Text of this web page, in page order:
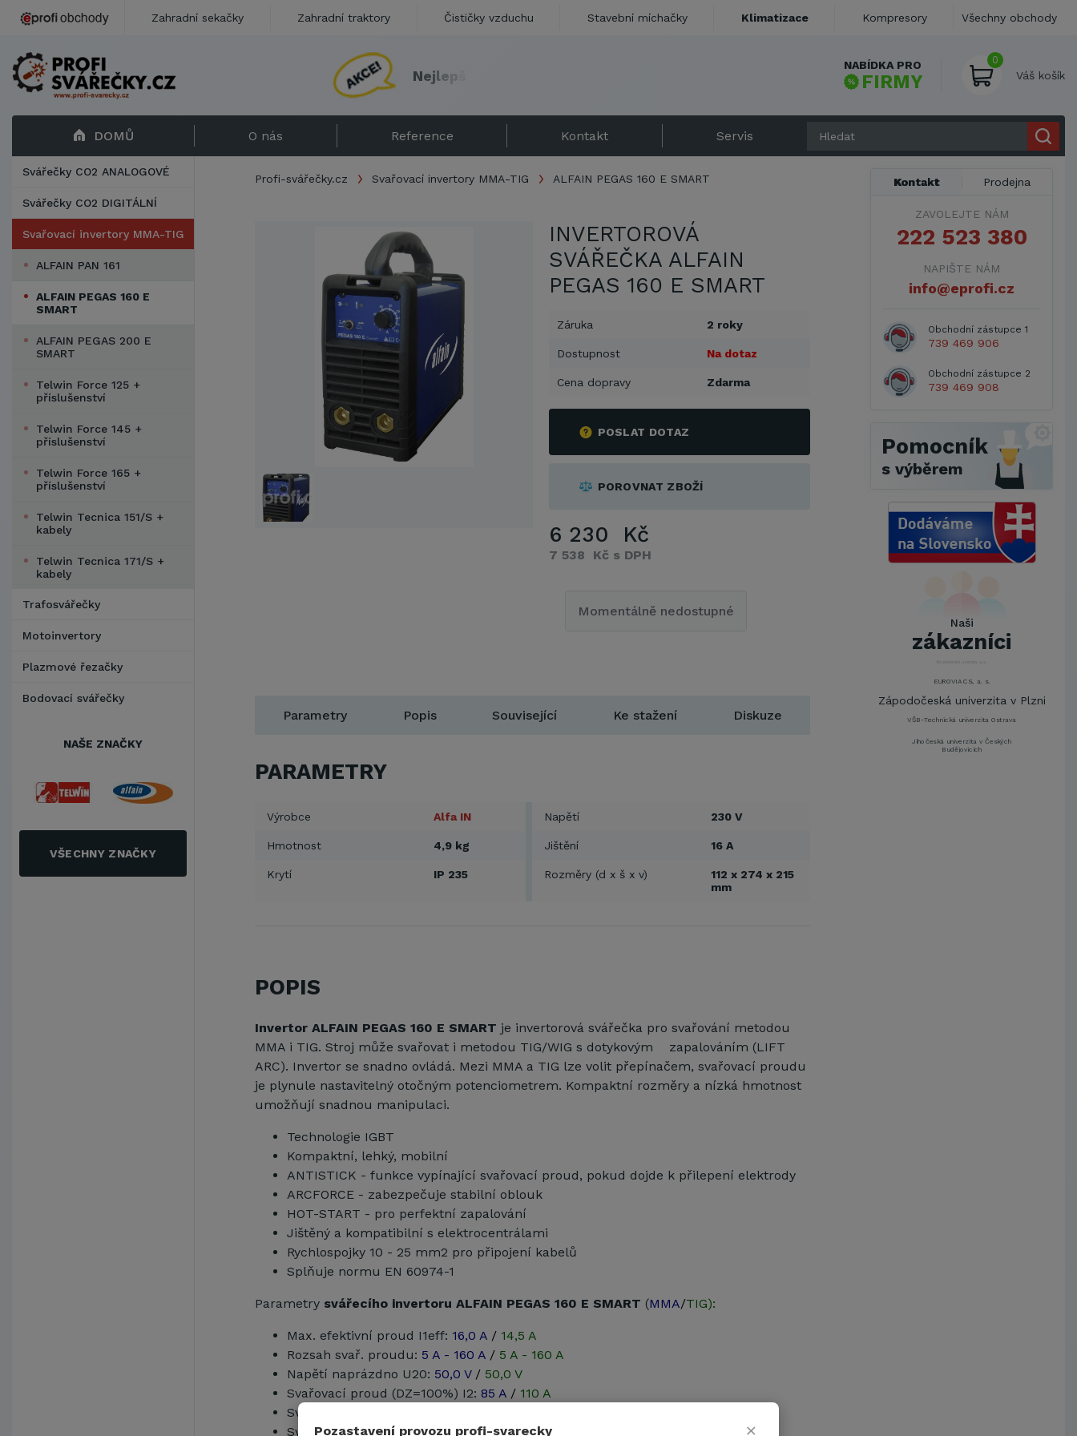
Nejle
NABÍDKA PRO
FIRMY
0
Váš košík
DOMŮ O nás Reference Kontakt Servis
Svářečky CO2 ANALOGOVÉ
Svářečky CO2 DIGITÁLNÍ
Svařovací invertory MMA-TIG
ALFAIN PAN 161
ALFAIN PEGAS 160 E
SMART
ALFAIN PEGAS 200 E
SMART
Telwin Force 125 +
příslušenství
Telwin Force 145 +
příslušenství
Telwin Force 165 +
příslušenství
Telwin Tecnica 151/S +
kabely
Telwin Tecnica 171/S +
kabely
Trafosvářečky
Motoinvertory
Plazmové řezačky
Bodovací svářečky
NAŠE ZNAČKY
VŠECHNY ZNAČKY
Profi-svářečky.cz Svařovací invertory MMA-TIG ALFAIN PEGAS 160 E SMART
INVERTOROVÁ
SVÁŘEČKA ALFAIN
PEGAS 160 E SMART
Záruka 2 roky
Dostupnost Na dotaz
Cena dopravy Zdarma
POSLAT DOTAZ
POROVNAT ZBOŽÍ
6 230 Kč
7 538 Kč s DPH
Momentálně nedostupné
Parametry Popis Související Ke stažení Diskuze
PARAMETRY
Výrobce Alfa IN Napětí 230 V
Hmotnost 4,9 kg Jištění 16 A
Krytí IP 235 Rozměry (d x š x v)
112 x 274 x 215
mm
POPIS
Invertor ALFAIN PEGAS 160 E SMART je invertorová svářečka pro svařování metodou
MMA i TIG. Stroj může svařovat i metodou TIG/WIG s dotykovým zapalováním (LIFT
ARC). Invertor se snadno ovládá. Mezi MMA a TIG lze volit přepínačem, svařovací proudu
je plynule nastavitelný otočným potenciometrem. Kompaktní rozměry a nízká hmotnost
umožňují snadnou manipulaci.
Technologie IGBT
Kompaktní, lehký, mobilní
ANTISTICK - funkce vypínající svařovací proud, pokud dojde k přilepení elektrody
ARCFORCE - zabezpečuje stabilní oblouk
HOT-START - pro perfektní zapalování
Jištěný a kompatibilní s elektrocentrálami
Rychlospojky 10 - 25 mm2 pro připojení kabelů
Splňuje normu EN 60974-1
Parametry svářecího invertoru ALFAIN PEGAS 160 E SMART (MMA/TIG):
Max. efektivní proud I1eff: 16,0 A / 14,5 A
Rozsah svař. proudu: 5 A - 160 A / 5 A - 160 A
Napětí naprázdno U20: 50,0 V / 50,0 V
Svařovací proud (DZ=100%) I2: 85 A / 110 A
Svařovací proud (DZ=60%) I2:
Svařovací proud (DZ=x%) I2:25%=160/35%=160
Kontakt Prodejna
ZAVOLEJTE NÁM
222 523 380
NAPIŠTE NÁM
info@eprofi.cz
Obchodní zástupce 1
739 469 906
Obchodní zástupce 2
739 469 908
Pomocník
s výběrem
Naši
zákazníci
Metrostav a.s.
Brně,Správa kolejí a menz
Arcibiskupství pražské
Kostelecké uzeniny a.s.
EUROVIA CS, a. s.
Zápodočeská univerzita v Plzni
VŠB-Technická univerzita Ostrava
Jihočeská univerzita v Českých
Budějovicích
Zahradní sekačky Zahradní traktory Čističky vzduchu Stavební míchačky Klimatizace Kompresory Všechny obchody
Pozastavení provozu profi-svarecky ×